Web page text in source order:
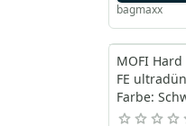
bagmaxx
MOFI
FE
Farbe: